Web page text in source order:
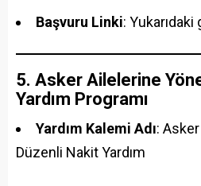
Başvuru Linki:
5. Asker Ailelerine
Yardım Programı
Yardım Kalemi Adı:
Düzenli Nakit Yardım